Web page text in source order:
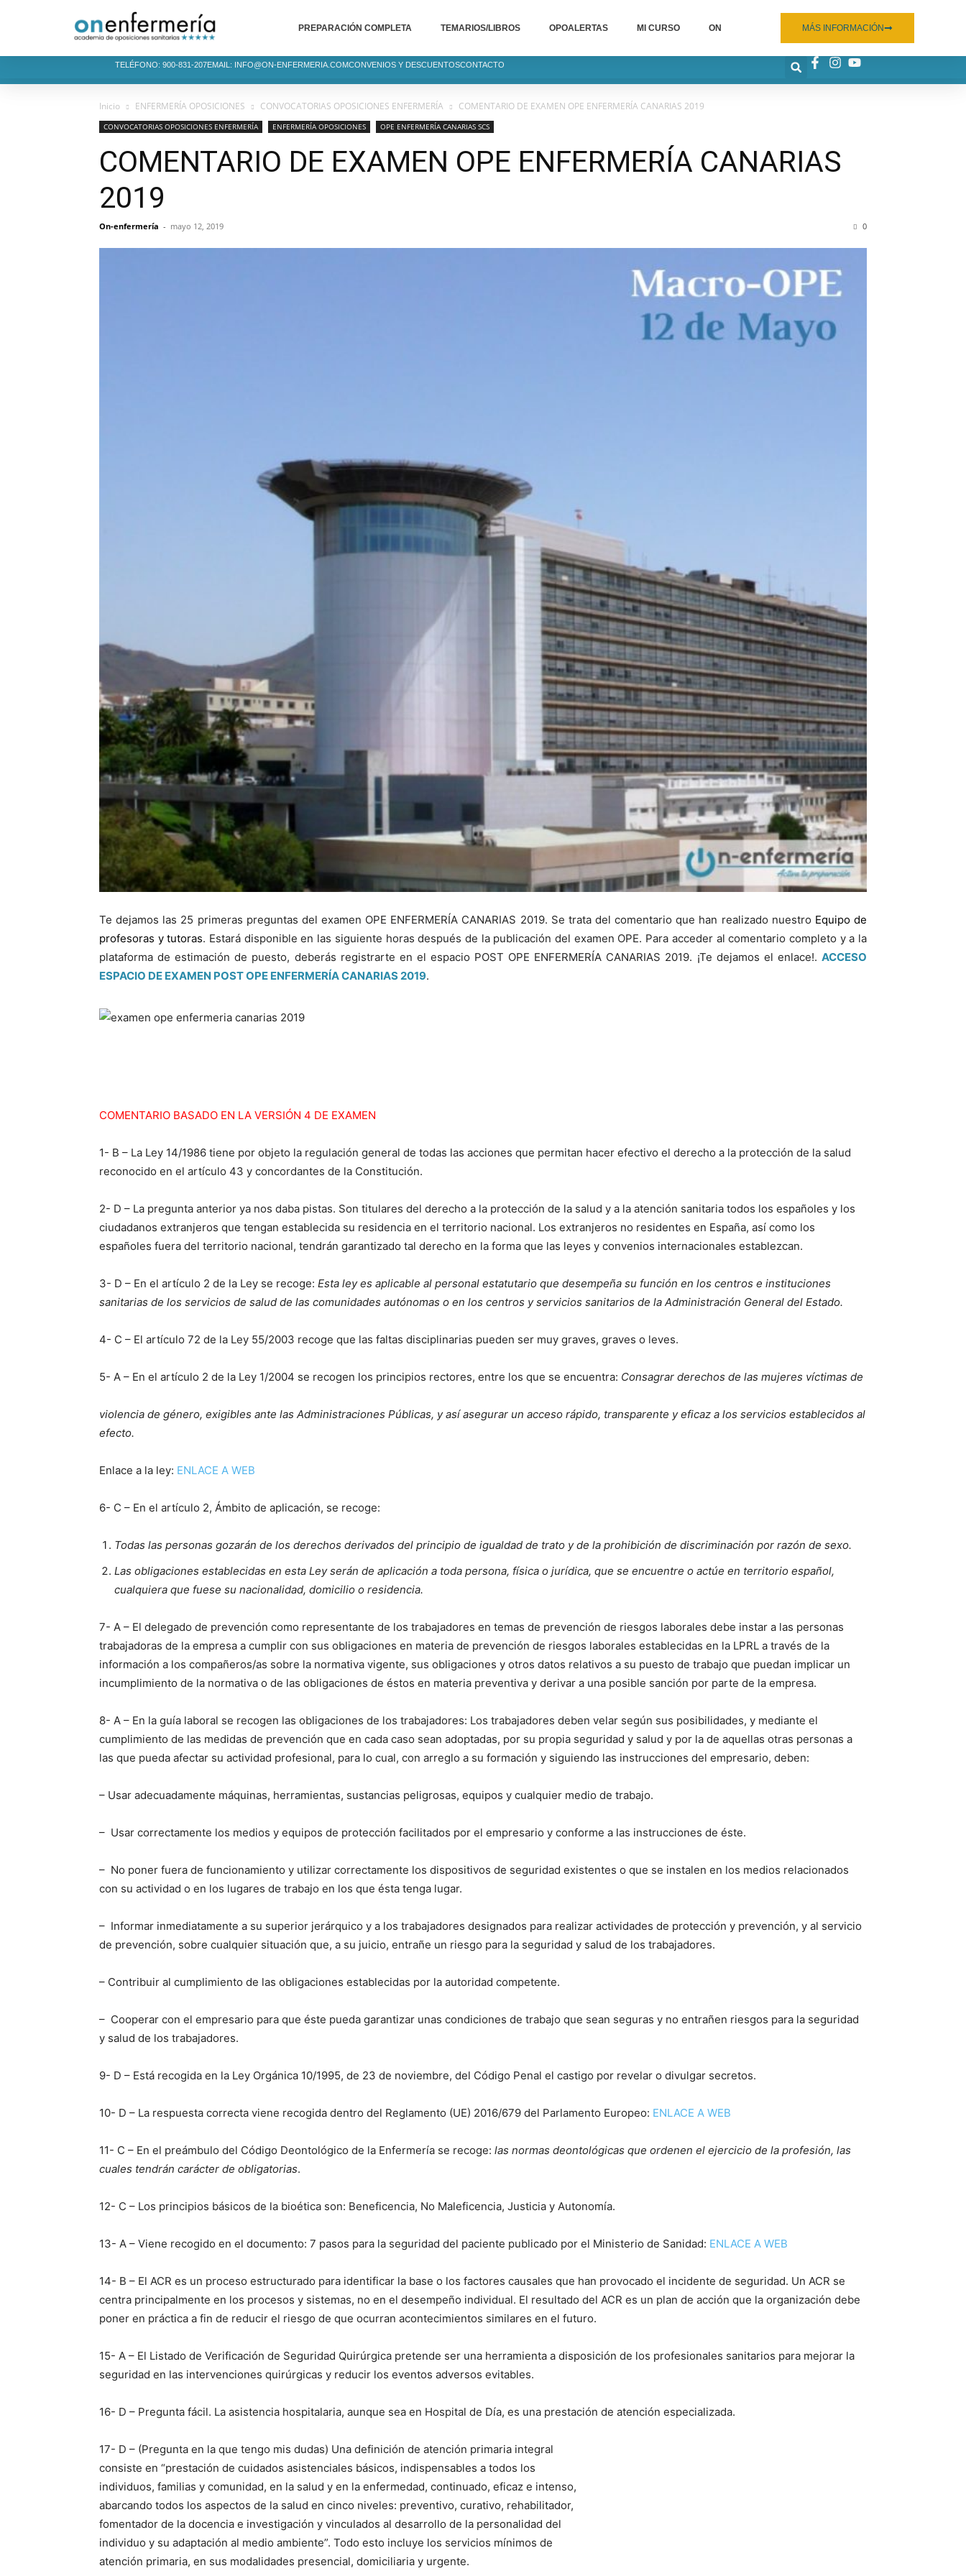
PREPARACIÓN COMPLETA TEMARIOS/LIBROS OPOALERTAS MI CURSO ON MÁS INFORMACIÓN
TELÉFONO: 900-831-207EMAIL: INFO@ON-ENFERMERIA.COMCONVENIOS Y DESCUENTOSCONTACTO
Inicio ENFERMERÍA OPOSICIONES CONVOCATORIAS OPOSICIONES ENFERMERÍA COMENTARIO DE EXAMEN OPE ENFERMERÍA CANARIAS 2019
CONVOCATORIAS OPOSICIONES ENFERMERÍA ENFERMERÍA OPOSICIONES OPE ENFERMERÍA CANARIAS SCS
COMENTARIO DE EXAMEN OPE ENFERMERÍA CANARIAS
2019
On-enfermería - mayo 12, 2019 0
Te dejamos las 25 primeras preguntas del examen OPE ENFERMERÍA CANARIAS 2019. Se trata del comentario que han realizado nuestro Equipo de
profesoras y tutoras. Estará disponible en las siguiente horas después de la publicación del examen OPE. Para acceder al comentario completo y a la
plataforma de estimación de puesto, deberás registrarte en el espacio POST OPE ENFERMERÍA CANARIAS 2019. ¡Te dejamos el enlace!. ACCESO
ESPACIO DE EXAMEN POST OPE ENFERMERÍA CANARIAS 2019.
COMENTARIO BASADO EN LA VERSIÓN 4 DE EXAMEN
1- B – La Ley 14/1986 tiene por objeto la regulación general de todas las acciones que permitan hacer efectivo el derecho a la protección de la salud
reconocido en el artículo 43 y concordantes de la Constitución.
2- D – La pregunta anterior ya nos daba pistas. Son titulares del derecho a la protección de la salud y a la atención sanitaria todos los españoles y los
ciudadanos extranjeros que tengan establecida su residencia en el territorio nacional. Los extranjeros no residentes en España, así como los
españoles fuera del territorio nacional, tendrán garantizado tal derecho en la forma que las leyes y convenios internacionales establezcan.
3- D – En el artículo 2 de la Ley se recoge: Esta ley es aplicable al personal estatutario que desempeña su función en los centros e instituciones
sanitarias de los servicios de salud de las comunidades autónomas o en los centros y servicios sanitarios de la Administración General del Estado.
4- C – El artículo 72 de la Ley 55/2003 recoge que las faltas disciplinarias pueden ser muy graves, graves o leves.
5- A – En el artículo 2 de la Ley 1/2004 se recogen los principios rectores, entre los que se encuentra: Consagrar derechos de las mujeres víctimas de
violencia de género, exigibles ante las Administraciones Públicas, y así asegurar un acceso rápido, transparente y eficaz a los servicios establecidos al
efecto.
Enlace a la ley: ENLACE A WEB
6- C – En el artículo 2, Ámbito de aplicación, se recoge:
Todas las personas gozarán de los derechos derivados del principio de igualdad de trato y de la prohibición de discriminación por razón de sexo.
Las obligaciones establecidas en esta Ley serán de aplicación a toda persona, física o jurídica, que se encuentre o actúe en territorio español,
cualquiera que fuese su nacionalidad, domicilio o residencia.
7- A – El delegado de prevención como representante de los trabajadores en temas de prevención de riesgos laborales debe instar a las personas
trabajadoras de la empresa a cumplir con sus obligaciones en materia de prevención de riesgos laborales establecidas en la LPRL a través de la
información a los compañeros/as sobre la normativa vigente, sus obligaciones y otros datos relativos a su puesto de trabajo que puedan implicar un
incumplimiento de la normativa o de las obligaciones de éstos en materia preventiva y derivar a una posible sanción por parte de la empresa.
8- A – En la guía laboral se recogen las obligaciones de los trabajadores: Los trabajadores deben velar según sus posibilidades, y mediante el
cumplimiento de las medidas de prevención que en cada caso sean adoptadas, por su propia seguridad y salud y por la de aquellas otras personas a
las que pueda afectar su actividad profesional, para lo cual, con arreglo a su formación y siguiendo las instrucciones del empresario, deben:
– Usar adecuadamente máquinas, herramientas, sustancias peligrosas, equipos y cualquier medio de trabajo.
– Usar correctamente los medios y equipos de protección facilitados por el empresario y conforme a las instrucciones de éste.
– No poner fuera de funcionamiento y utilizar correctamente los dispositivos de seguridad existentes o que se instalen en los medios relacionados
con su actividad o en los lugares de trabajo en los que ésta tenga lugar.
– Informar inmediatamente a su superior jerárquico y a los trabajadores designados para realizar actividades de protección y prevención, y al servicio
de prevención, sobre cualquier situación que, a su juicio, entrañe un riesgo para la seguridad y salud de los trabajadores.
– Contribuir al cumplimiento de las obligaciones establecidas por la autoridad competente.
– Cooperar con el empresario para que éste pueda garantizar unas condiciones de trabajo que sean seguras y no entrañen riesgos para la seguridad
y salud de los trabajadores.
9- D – Está recogida en la Ley Orgánica 10/1995, de 23 de noviembre, del Código Penal el castigo por revelar o divulgar secretos.
10- D – La respuesta correcta viene recogida dentro del Reglamento (UE) 2016/679 del Parlamento Europeo: ENLACE A WEB
11- C – En el preámbulo del Código Deontológico de la Enfermería se recoge: las normas deontológicas que ordenen el ejercicio de la profesión, las
cuales tendrán carácter de obligatorias.
12- C – Los principios básicos de la bioética son: Beneficencia, No Maleficencia, Justicia y Autonomía.
13- A – Viene recogido en el documento: 7 pasos para la seguridad del paciente publicado por el Ministerio de Sanidad: ENLACE A WEB
14- B – El ACR es un proceso estructurado para identificar la base o los factores causales que han provocado el incidente de seguridad. Un ACR se
centra principalmente en los procesos y sistemas, no en el desempeño individual. El resultado del ACR es un plan de acción que la organización debe
poner en práctica a fin de reducir el riesgo de que ocurran acontecimientos similares en el futuro.
15- A – El Listado de Verificación de Seguridad Quirúrgica pretende ser una herramienta a disposición de los profesionales sanitarios para mejorar la
seguridad en las intervenciones quirúrgicas y reducir los eventos adversos evitables.
16- D – Pregunta fácil. La asistencia hospitalaria, aunque sea en Hospital de Día, es una prestación de atención especializada.
17- D – (Pregunta en la que tengo mis dudas) Una definición de atención primaria integral
consiste en “prestación de cuidados asistenciales básicos, indispensables a todos los
individuos, familias y comunidad, en la salud y en la enfermedad, continuado, eficaz e intenso,
abarcando todos los aspectos de la salud en cinco niveles: preventivo, curativo, rehabilitador,
fomentador de la docencia e investigación y vinculados al desarrollo de la personalidad del
individuo y su adaptación al medio ambiente”. Todo esto incluye los servicios mínimos de
atención primaria, en sus modalidades presencial, domiciliaria y urgente.